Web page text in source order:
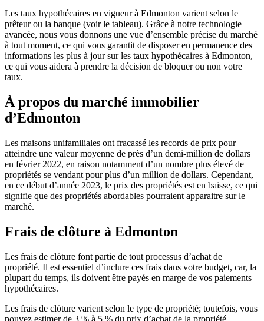
Les taux hypothécaires en vigueur à Edmonton varient selon le
prêteur ou la banque (voir le tableau). Grâce à notre technologie
avancée, nous vous donnons une vue d’ensemble précise du marché
à tout moment, ce qui vous garantit de disposer en permanence des
informations les plus à jour sur les taux hypothécaires à Edmonton,
ce qui vous aidera à prendre la décision de bloquer ou non votre
taux.
À propos du marché immobilier
d’Edmonton
Les maisons unifamiliales ont fracassé les records de prix pour
atteindre une valeur moyenne de près d’un demi-million de dollars
en février 2022, en raison notamment d’un nombre plus élevé de
propriétés se vendant pour plus d’un million de dollars. Cependant,
en ce début d’année 2023, le prix des propriétés est en baisse, ce qui
signifie que des propriétés abordables pourraient apparaitre sur le
marché.
Frais de clôture à Edmonton
Les frais de clôture font partie de tout processus d’achat de
propriété. Il est essentiel d’inclure ces frais dans votre budget, car, la
plupart du temps, ils doivent être payés en marge de vos paiements
hypothécaires.
Les frais de clôture varient selon le type de propriété; toutefois, vous